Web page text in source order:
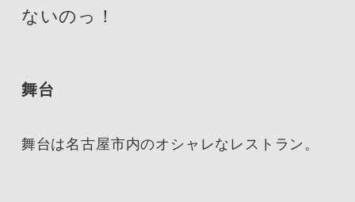
ないのっ！
舞台
舞台は名古屋市内のオシャレなレストラン。